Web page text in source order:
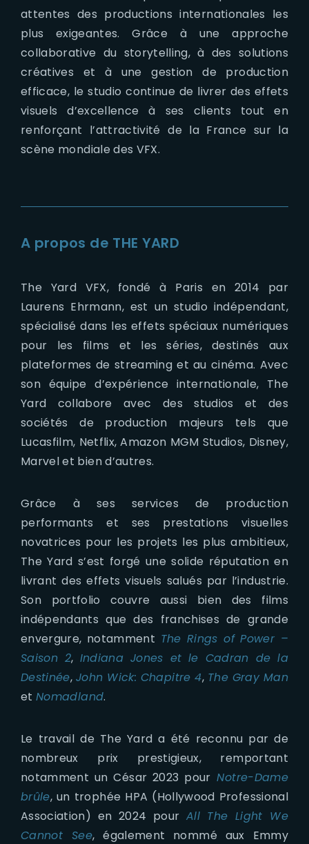
attentes des productions internationales les
plus exigeantes. Grâce à une approche
collaborative du storytelling, à des solutions
créatives et à une gestion de production
efficace, le studio continue de livrer des effets
visuels d’excellence à ses clients tout en
renforçant l’attractivité de la France sur la
scène mondiale des VFX.
A propos de THE YARD
The Yard VFX, fondé à Paris en 2014 par
Laurens Ehrmann, est un studio indépendant,
spécialisé dans les effets spéciaux numériques
pour les films et les séries, destinés aux
plateformes de streaming et au cinéma. Avec
son équipe d’expérience internationale, The
Yard collabore avec des studios et des
sociétés de production majeurs tels que
Lucasfilm, Netflix, Amazon MGM Studios, Disney,
Marvel et bien d’autres.
Grâce à ses services de production
performants et ses prestations visuelles
novatrices pour les projets les plus ambitieux,
The Yard s’est forgé une solide réputation en
livrant des effets visuels salués par l’industrie.
Son portfolio couvre aussi bien des films
indépendants que des franchises de grande
envergure, notamment The Rings of Power –
Saison 2, Indiana Jones et le Cadran de la
Destinée, John Wick: Chapitre 4, The Gray Man
etNomadland.
Le travail de The Yard a été reconnu par de
nombreux prix prestigieux, remportant
notamment un César 2023 pour Notre-Dame
brûle, un trophée HPA (Hollywood Professional
Association) en 2024 pour All The Light We
Cannot See, également nommé aux Emmy